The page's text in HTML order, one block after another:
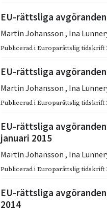
EU-rättsliga
Martin Johansson , Ina
Publicerad iEuroparättslig tidskrift
EU-rättsliga
Martin Johansson , Ina
Publicerad iEuroparättslig tidskrift
EU-rättsliga
januari 2015
Martin Johansson , Ina
Publicerad iEuroparättslig tidskrift
EU-rättsliga
2014